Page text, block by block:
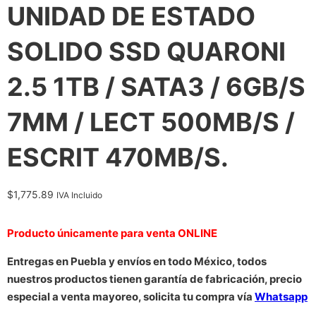
UNIDAD DE ESTADO
SOLIDO SSD QUARONI
2.5 1TB / SATA3 / 6GB/S
7MM / LECT 500MB/S /
ESCRIT 470MB/S.
$1,775.89 IVA Incluido
Producto únicamente para venta ONLINE
Entregas en Puebla y envíos en todo México, todos
nuestros productos tienen garantía de fabricación, precio
especial a venta mayoreo, solicita tu compra vía Whatsapp